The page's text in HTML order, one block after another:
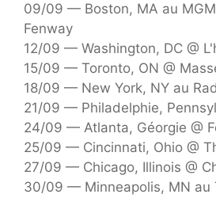
09/09 — Boston, MA au
Fenway
12/09 — Washington, DC @
15/09 — Toronto, ON @
18/09 — New York, NY au
21/09 — Philadelphie,
24/09 — Atlanta, Géorgie @
25/09 — Cincinnati, Ohio @
27/09 — Chicago, Illinois @
30/09 — Minneapolis, MN au